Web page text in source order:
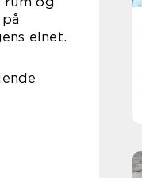
elnet.